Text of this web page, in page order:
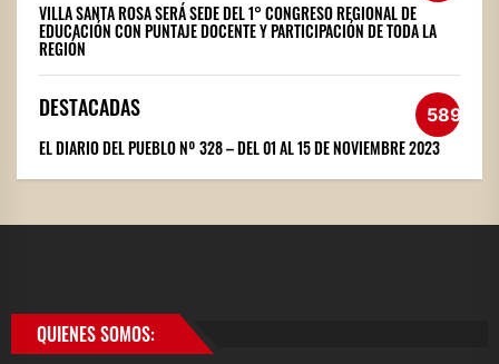
VILLA SANTA ROSA SERÁ SEDE DEL 1° CONGRESO REGIONAL DE
EDUCACIÓN CON PUNTAJE DOCENTE Y PARTICIPACIÓN DE TODA LA
REGIÓN
DESTACADAS 589
EL DIARIO DEL PUEBLO Nº 328 – DEL 01 AL 15 DE NOVIEMBRE 2023
QUIENES SOMOS: